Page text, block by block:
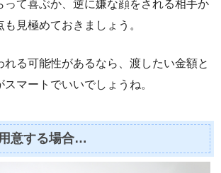
って喜ぶか、逆に嫌な顔をされる相手か
見極めておきましょう。
れる可能性があるなら、渡したい金額と
マートでいいでしょうね。
意する場合…